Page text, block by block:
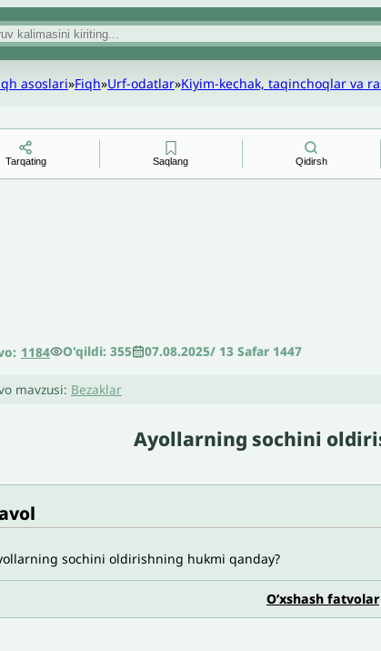
asoslari»Fiqh»Urf-odatlar»Kiyim-kechak, taqinchoqlar va
Tarqating Saqlang Qidirsh
1184 O'qildi: 355 07.08.2025/ 13 Safar 1447
mavzusi: Bezaklar
Ayollarning sochini
sochini oldirishning hukmi qanday?
O’xshash fatvolar